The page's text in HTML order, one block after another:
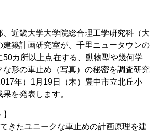
、近畿大学大学院総合理工学研究科（大
建築計画研究室が、千里ニュータウンの
50カ所以上点在する、動物型や幾何学
な形の車止め（写真）の秘密を調査研究
年）1月19日（木）豊中市立北丘小
を発表します。
きたユニークな車止めの計画原理を建